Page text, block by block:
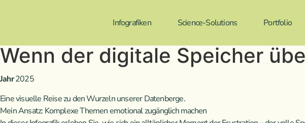
Infografiken Science-Solutions Portfolio
Wenn der digitale Speicher
Jahr2025
Eine visuelle Reise zu den Wurzeln unserer Datenberge.
Mein Ansatz: Komplexe Themen emotional zugänglich machen